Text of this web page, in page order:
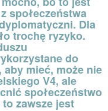
społeczeństwa
Dla
trochę ryzyko.
do
mieć, może nie
V4, ale
społeczeństwo
zawsze jest